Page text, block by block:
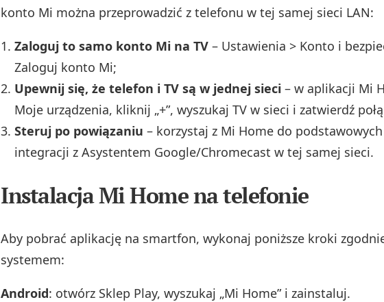
konto Mi można przeprowadzić z telefonu w tej samej sieci LAN:
Zaloguj to samo konto Mi na TV – Ustawienia > Konto i
Zaloguj konto Mi;
Upewnij się, że telefon i TV są w jednej sieci – w aplikacji Mi
Moje urządzenia, kliknij „+”, wyszukaj TV w sieci i zatwierdź
Steruj po powiązaniu – korzystaj z Mi Home do
integracji z Asystentem Google/Chromecast w tej samej sieci.
Instalacja Mi Home na telefonie
Aby pobrać aplikację na smartfon, wykonaj poniższe kroki
systemem:
Android: otwórz Sklep Play, wyszukaj „Mi Home” i zainstaluj.